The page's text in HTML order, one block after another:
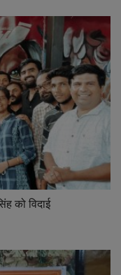
को विदाई